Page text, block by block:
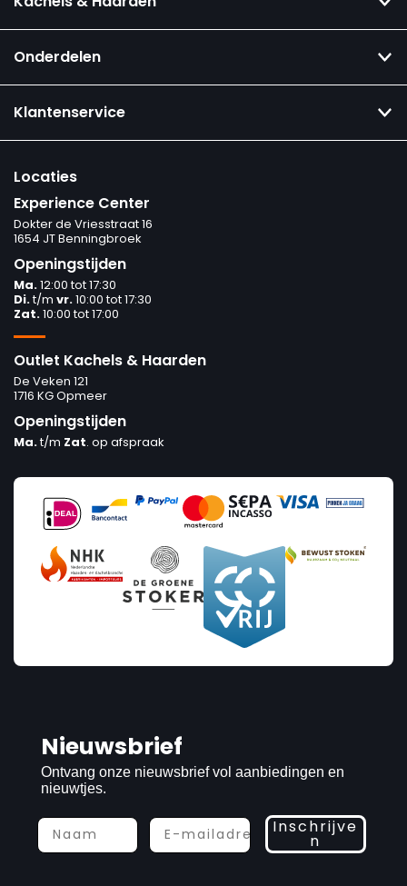
Onderdelen
Klantenservice
Locaties
Experience Center
Dokter de Vriesstraat 16
1654 JT Benningbroek
Openingstijden
Ma.12:00 tot 17:30
Di.t/m vr.10:00 tot 17:30
Zat.10:00 tot 17:00
Outlet Kachels & Haarden
De Veken 121
1716 KG Opmeer
Openingstijden
Ma.t/m Zat. op afspraak
Nieuwsbrief
Ontvang onze nieuwsbrief vol aanbiedingen en
nieuwtjes.
Inschrijve
n